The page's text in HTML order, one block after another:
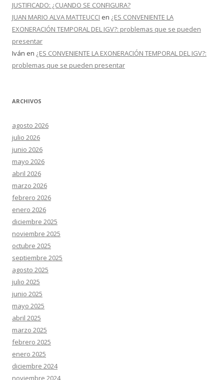
JUSTIFICADO: ¿CUANDO SE CONFIGURA?
JUAN MARIO ALVA MATTEUCCI en ¿ES CONVENIENTE LA
EXONERACIÓN TEMPORAL DEL IGV?: problemas que se pueden
presentar
Iván en ¿ES CONVENIENTE LA EXONERACIÓN TEMPORAL DEL IGV?:
problemas que se pueden presentar
ARCHIVOS
agosto 2026
julio 2026
junio 2026
mayo 2026
abril 2026
marzo 2026
febrero 2026
enero 2026
diciembre 2025
noviembre 2025
octubre 2025
septiembre 2025
agosto 2025
julio 2025
junio 2025
mayo 2025
abril 2025
marzo 2025
febrero 2025
enero 2025
diciembre 2024
noviembre 2024